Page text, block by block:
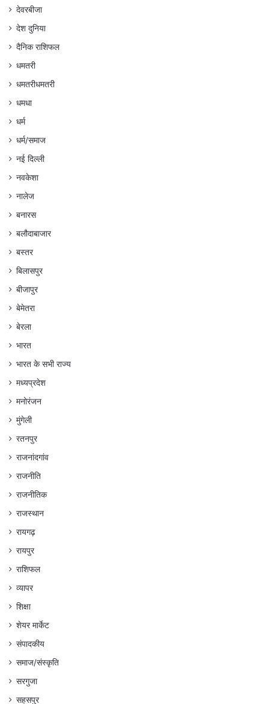
देवरबीजा
देश दुनिया
दैनिक राशिफल
धमतरी
धमतरीधमतरी
धमधा
धर्म
धर्म/समाज
नई दिल्ली
नवकेशा
नालेज
बनारस
बलौदाबाजार
बस्तर
बिलासपुर
बीजापुर
बेमेतरा
बेरला
भारत
भारत के सभी राज्य
मध्यप्रदेश
मनोरंजन
मुंगेली
रतनपुर
राजनांदगांव
राजनीति
राजनीतिक
राजस्थान
रायगढ़
रायपुर
राशिफल
व्यापर
शिक्षा
शेयर मार्केट
संपादकीय
समाज/संस्कृति
सरगुजा
सहसपुर